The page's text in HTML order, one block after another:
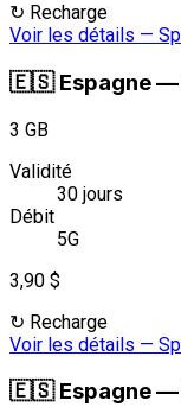
↻ Recharge
Voir les détails —
🇪🇸 Espagne—
3 GB
Validité
30 jours
Débit
5G
3,90 $
↻ Recharge
Voir les détails —
🇪🇸 Espagne—